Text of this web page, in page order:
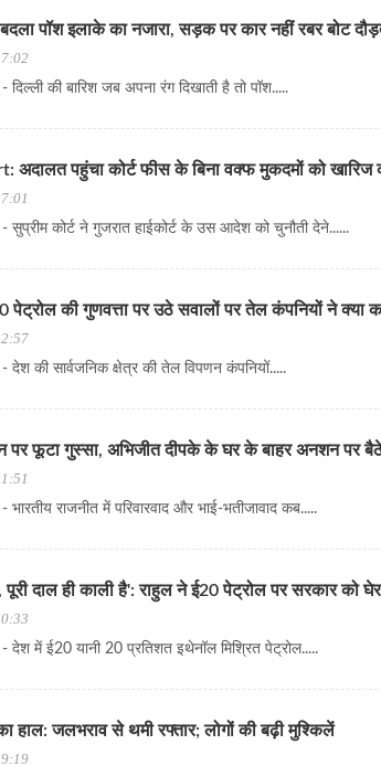
बदला पॉश इलाके का नजारा, सड़क पर कार नहीं रबर बोट
की बारिश जब अपना रंग दिखाती है तो पॉश.....
अदालत पहुंचा कोर्ट फीस के बिना वक्फ मुकदमों को खारिज
सुप्रीम कोर्ट ने गुजरात हाईकोर्ट के उस आदेश को चुनौती देने......
पेट्रोल की गुणवत्ता पर उठे सवालों पर तेल कंपनियों ने क्या
देश की सार्वजनिक क्षेत्र की तेल विपणन कंपनियों.....
पर फूटा गुस्सा, अभिजीत दीपके के घर के बाहर अनशन पर
राजनीत में परिवारवाद और भाई-भतीजावाद कब.....
पूरी दाल ही काली है': राहुल ने ई20 पेट्रोल पर सरकार को
देश में ई20 यानी 20 प्रतिशत इथेनॉल मिश्रित पेट्रोल.....
हाल: जलभराव से थमी रफ्तार; लोगों की बढ़ी मुश्किलें